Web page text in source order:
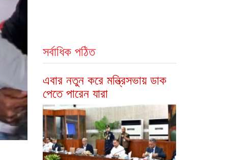
সর্বাধিক পঠিত
এবার নতুন করে মন্ত্রিসভায় ডাক
পেতে পারেন যারা